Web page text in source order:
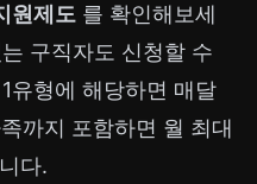
원제도 를 확인해보세
구직자도 신청할 수
유형에 해당하면 매달
까지 포함하면 월 최대
다.